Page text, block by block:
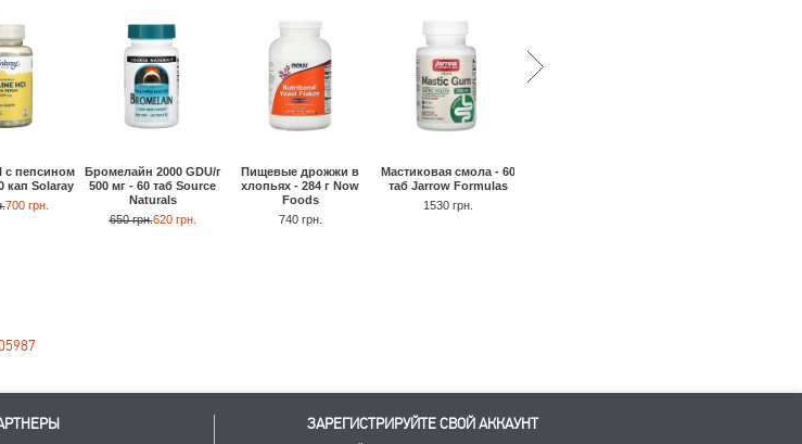
с пепсином
кап Solaray
700 грн.
Бромелайн 2000 GDU/г
500 мг - 60 таб Source
Naturals
650 грн.620 грн.
Пищевые дрожжи в
хлопьях - 284 г Now
Foods
740 грн.
Мастиковая смола - 60
таб Jarrow Formulas
1530 грн.
ЗАРЕГИСТРИРУЙТЕ СВОЙ АККАУНТ